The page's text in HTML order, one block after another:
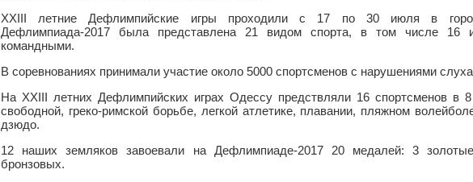
XXIII летние Дефлимпийские игры проходили с 17 по 30 июля в
Дефлимпиада-2017 была представлена 21 видом спорта, в том числе 16
командными.
В соревнованиях принимали участие около 5000 спортсменов с нарушениями
На XXIII летних Дефлимпийских играх Одессу предствляли 16 спортсменов в
свободной, греко-римской борьбе, легкой атлетике, плавании, пляжном
дзюдо.
12 наших земляков завоевали на Дефлимпиаде-2017 20 медалей: 3
бронзовых.